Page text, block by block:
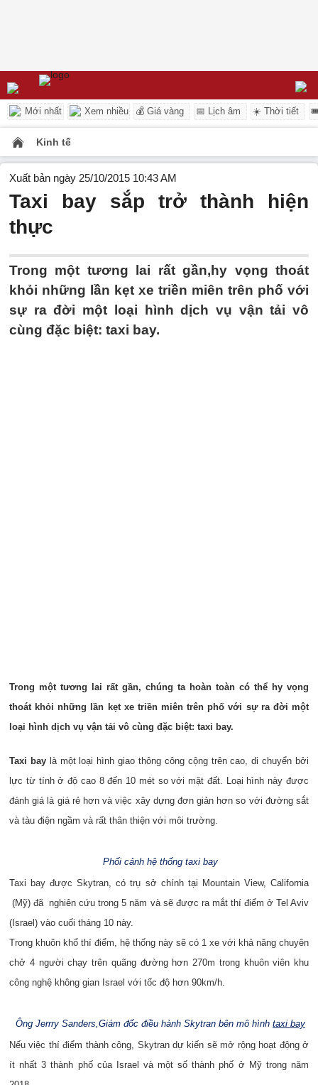
Mới nhất Xem nhiều 💰 Giá vàng 📅 Lịch âm ☀️ Thời tiết
Kinh tế
Xuất bản ngày 25/10/2015 10:43 AM
Taxi bay sắp trở thành hiện
thực
Trong một tương lai rất gần,hy vọng thoát
khỏi những lần kẹt xe triền miên trên phố với
sự ra đời một loại hình dịch vụ vận tải vô
cùng đặc biệt: taxi bay.
Trong một tương lai rất gần, chúng ta hoàn toàn có thể hy vọng
thoát khỏi những lần kẹt xe triền miên trên phố với sự ra đời một
loại hình dịch vụ vận tải vô cùng đặc biệt: taxi bay.
Taxi baylà một loại hình giao thông công cộng trên cao, di chuyển bởi
lực từ tính ở độ cao 8 đến 10 mét so với mặt đất. Loại hình này được
đánh giá là giá rẻ hơn và việc xây dựng đơn giản hơn so với đường sắt
và tàu điện ngầm và rất thân thiện với môi trường.
Phối cảnh hệ thống taxi bay
Taxi bay được Skytran, có trụ sở chính tại Mountain View, California
(Mỹ) đã nghiên cứu trong 5 năm và sẽ được ra mắt thí điểm ở Tel Aviv
(Israel) vào cuối tháng 10 này.
Trong khuôn khổ thí điểm, hệ thống này sẽ có 1 xe với khả năng chuyên
chở 4 người chạy trên quãng đường hơn 270m trong khuôn viên khu
công nghệ không gian Israel với tốc độ hơn 90km/h.
Ông Jerrry Sanders,Giám đốc điều hành Skytran bên mô hình taxi bay
Nếu việc thí điểm thành công, Skytran dự kiến sẽ mở rộng hoạt động ở
ít nhất 3 thành phố của Israel và một số thành phố ở Mỹ trong năm